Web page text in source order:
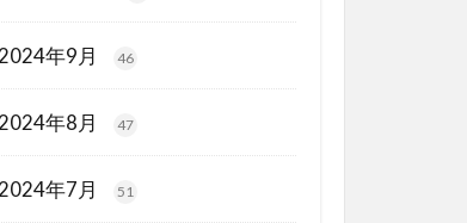
年9月 46
年8月 47
年7月 51